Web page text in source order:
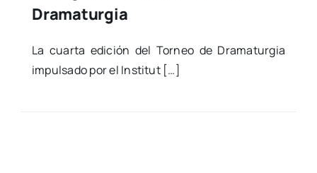
Dramaturgia
La cuar­ta edi­ción del Tor­neo de Dra­ma­tur­gia
impul­sa­do por el Ins­ti­tut […]